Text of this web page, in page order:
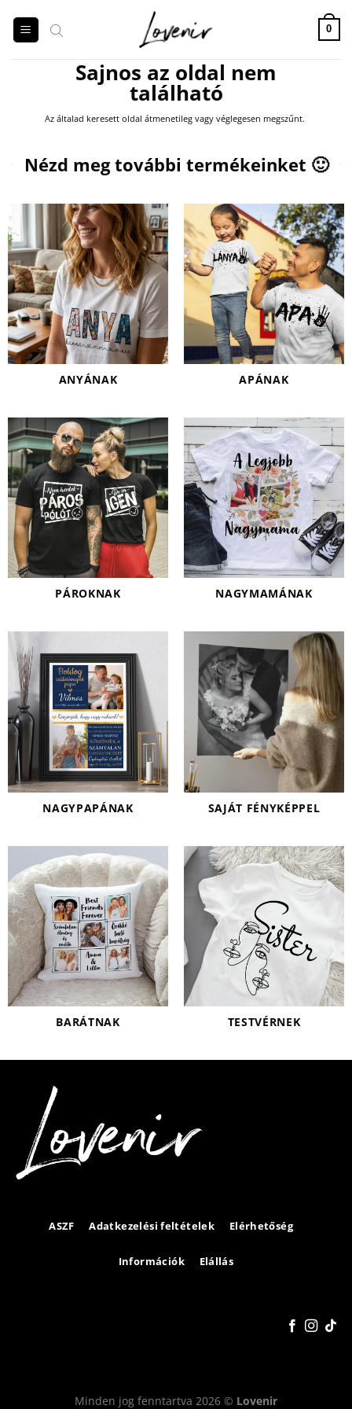
content
0
Sajnos az oldal nem
található
Az általad keresett oldal átmenetileg vagy véglegesen megszűnt.
search
Nézd meg további termékeinket 🙂
ANYÁNAK APÁNAK
PÁROKNAK NAGYMAMÁNAK
NAGYPAPÁNAK SAJÁT FÉNYKÉPPEL
BARÁTNAK TESTVÉRNEK
ASZF Adatkezelési feltételek Elérhetőség
Információk Elállás
Minden jog fenntartva 2026 © Lovenir